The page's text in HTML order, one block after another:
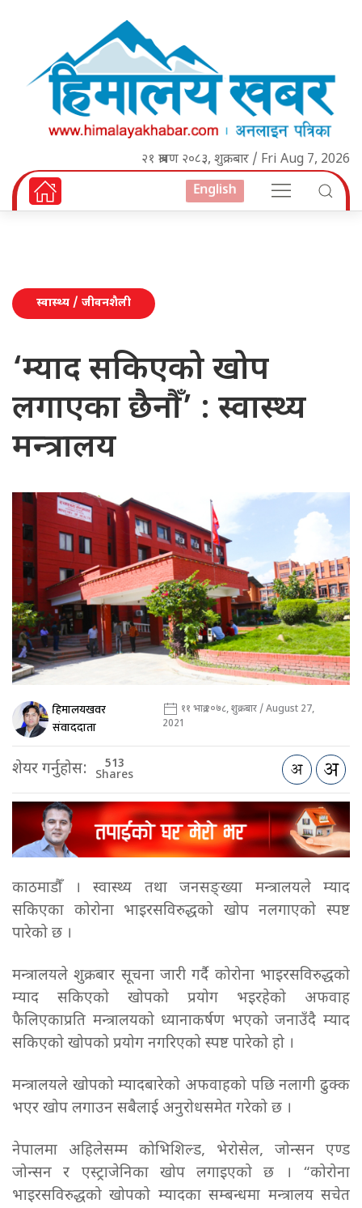
२१ श्रावण २०८३, शुक्रबार / Fri Aug 7, 2026
English
स्वास्थ्य / जीवनशैली
‘म्याद सकिएको खोप
लगाएका छैनौँ’ : स्वास्थ्य
मन्त्रालय
हिमालयखवर
संवाददाता
११ भाद्र २०७८, शुक्रबार / August 27,
2021
शेयर गर्नुहोस: 513
Shares
काठमाडौँ । स्वास्थ्य तथा जनसङ्ख्या मन्त्रालयले म्याद
सकिएका कोरोना भाइरसविरुद्धको खोप नलगाएको स्पष्ट
पारेको छ ।
मन्त्रालयले शुक्रबार सूचना जारी गर्दै कोरोना भाइरसविरुद्धको
म्याद सकिएको खोपको प्रयोग भइरहेको अफवाह
फैलिएकाप्रति मन्त्रालयको ध्यानाकर्षण भएको जनाउँदै म्याद
सकिएको खोपको प्रयोग नगरिएको स्पष्ट पारेको हो ।
मन्त्रालयले खोपको म्यादबारेको अफवाहको पछि नलागी ढुक्क
भएर खोप लगाउन सबैलाई अनुरोधसमेत गरेको छ ।
नेपालमा अहिलेसम्म कोभिशिल्ड, भेरोसेल, जोन्सन एण्ड
जोन्सन र एस्ट्राजेनिका खोप लगाइएको छ । “कोरोना
भाइरसविरुद्धको खोपको म्यादका सम्बन्धमा मन्त्रालय सचेत